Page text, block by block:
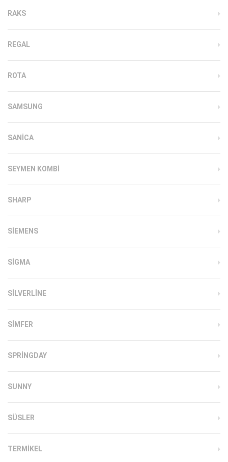
RAKS
REGAL
ROTA
SAMSUNG
SANICA
SEYMEN KOMBI
SHARP
SIEMENS
SIGMA
SILVERLINE
SIMFER
SPRINGDAY
SUNNY
SÜSLER
TERMIKEL